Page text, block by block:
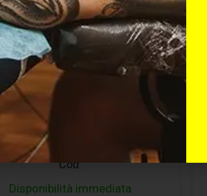
KIT CURA PIERCING
– EASYPIERCING
Cod.
Disponibilità immediata